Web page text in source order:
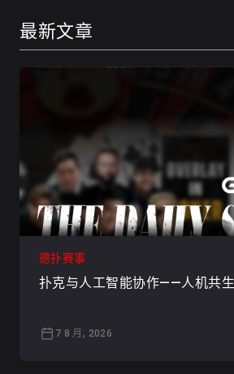
最新文章
德扑赛事
扑克与人工智能协作——人机共
7 8 月, 2026